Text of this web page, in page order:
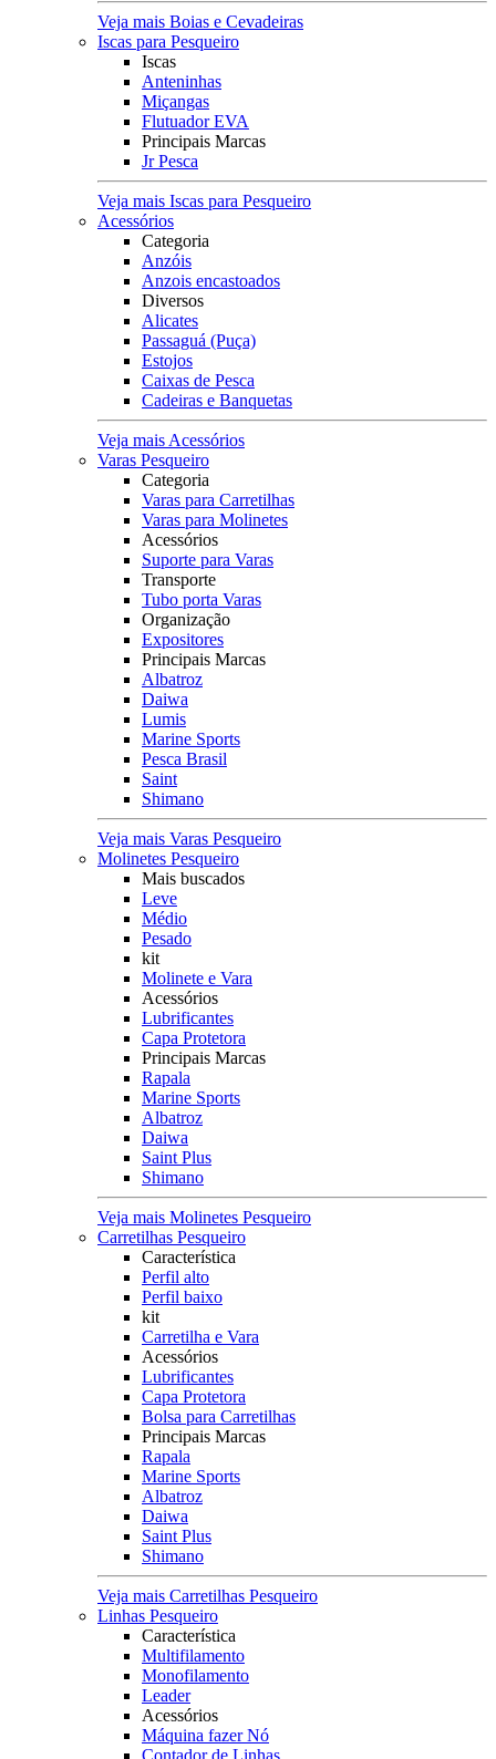
Veja mais Boias e Cevadeiras
Iscas para Pesqueiro
Iscas
Anteninhas
Miçangas
Flutuador EVA
Principais Marcas
Jr Pesca
Veja mais Iscas para Pesqueiro
Acessórios
Categoria
Anzóis
Anzois encastoados
Diversos
Alicates
Passaguá (Puça)
Estojos
Caixas de Pesca
Cadeiras e Banquetas
Veja mais Acessórios
Varas Pesqueiro
Categoria
Varas para Carretilhas
Varas para Molinetes
Acessórios
Suporte para Varas
Transporte
Tubo porta Varas
Organização
Expositores
Principais Marcas
Albatroz
Daiwa
Lumis
Marine Sports
Pesca Brasil
Saint
Shimano
Veja mais Varas Pesqueiro
Molinetes Pesqueiro
Mais buscados
Leve
Médio
Pesado
kit
Molinete e Vara
Acessórios
Lubrificantes
Capa Protetora
Principais Marcas
Rapala
Marine Sports
Albatroz
Daiwa
Saint Plus
Shimano
Veja mais Molinetes Pesqueiro
Carretilhas Pesqueiro
Característica
Perfil alto
Perfil baixo
kit
Carretilha e Vara
Acessórios
Lubrificantes
Capa Protetora
Bolsa para Carretilhas
Principais Marcas
Rapala
Marine Sports
Albatroz
Daiwa
Saint Plus
Shimano
Veja mais Carretilhas Pesqueiro
Linhas Pesqueiro
Característica
Multifilamento
Monofilamento
Leader
Acessórios
Máquina fazer Nó
Contador de Linhas